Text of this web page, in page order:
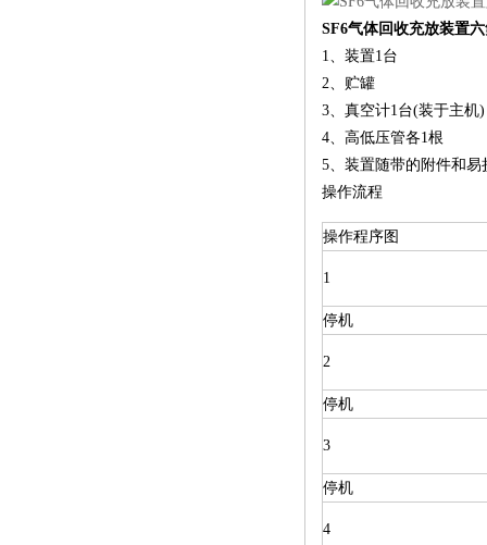
SF6气体回收充放装置
1、装置1台
2、贮罐
3、真空计1台(装于主机)
4、高低压管各1根
5、装置随带的附件和易
操作流程
操作程序图
1
停机
2
停机
3
停机
4